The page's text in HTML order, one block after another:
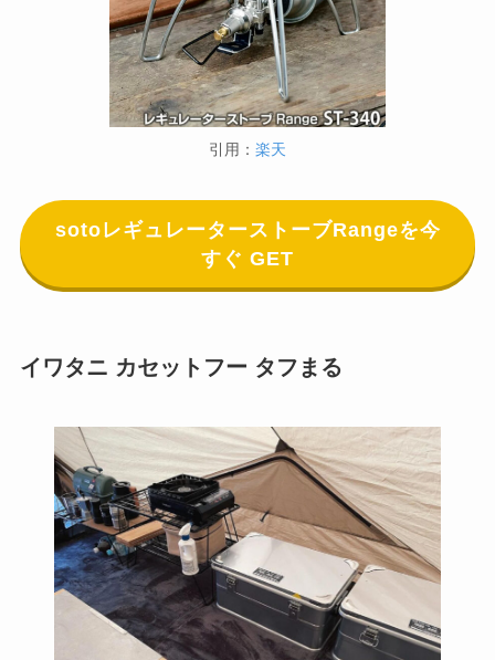
引用： 楽天
sotoレギュレーターストーブRangeを今
すぐ GET
イワタニ カセットフー タフまる